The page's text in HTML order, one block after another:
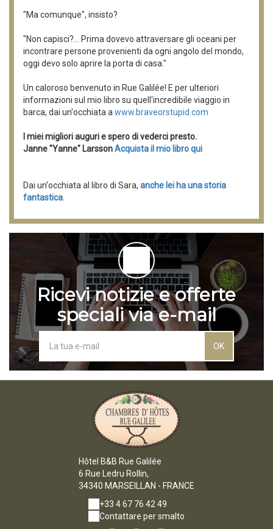
"Ma comunque", insisto?
"Non capisci?... Prima dovevo attraversare gli oceani per
incontrare persone provenienti da ogni angolo del mondo,
oggi devo solo aprire la porta di casa."
Un caloroso benvenuto in Rue Galilée! E per ulteriori
informazioni sul mio libro su quell'incredibile viaggio in
barca, dai un'occhiata a www.braveorstupid.com
I miei migliori auguri e spero di vederci presto.
Janne "Yanne" LarssonAcquista il mio libro qui
Dai un'occhiata al libro di Sara, anche lei ha una storia
fantastica.
Ricevi notizie e offerte
speciali via e-mail
OK
Hôtel B&B Rue Galilée
6 Rue Ledru Rollin,
34340 MARSEILLAN - FRANCE
+33 4 67 76 42 49
Contattare per smalto